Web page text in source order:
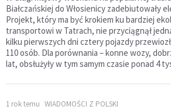
Białczańskiej do Włosienicy zadebiutowały
Projekt, który ma być krokiem ku bardziej
transportowi w Tatrach, nie przyciągnął
kilku pierwszych dni cztery pojazdy
110 osób. Dla porównania – konne wozy,
lat, obsłużyły w tym samym czasie ponad 4
1 rok temu WIADOMOŚCI Z POLSKI